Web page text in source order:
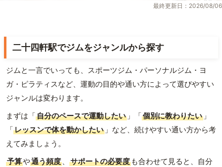
最終更新日：2026/08/06
二十四軒駅でジムをジャンルから探す
ジムと一言でいっても、スポーツジム・パーソナルジム・ヨ
ガ・ピラティスなど、運動の目的や通い方によって選びやすい
ジャンルは変わります。
まずは「自分のペースで運動したい 」「個別に教わりたい 」
「レッスンで体を動かしたい 」など、続けやすい通い方から考
えてみましょう。
予算や通う頻度 、 サポートの必要度 も合わせて見ると、自分